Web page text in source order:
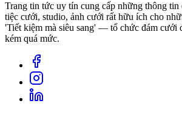
Trang tin tức uy tín cung cấp những thông tin
tiệc cưới, studio, ảnh cưới rất hữu ích cho
'Tiết kiệm mà siêu sang' — tổ chức đám cưới
kém quá mức.